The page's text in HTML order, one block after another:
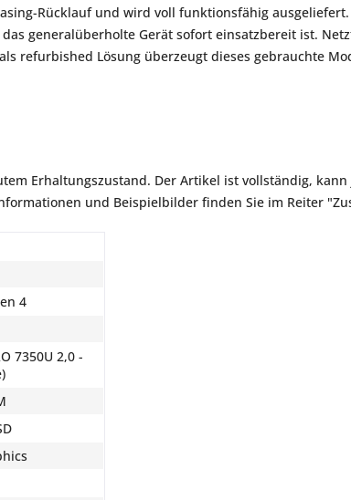
Rücklauf und wird voll funktionsfähig
generalüberholte Gerät sofort einsatzbereit ist.
refurbished Lösung überzeugt dieses gebrauchte
Erhaltungszustand. Der Artikel ist vollständig,
und Beispielbilder finden Sie im Reiter
4
7350U 2,0 -